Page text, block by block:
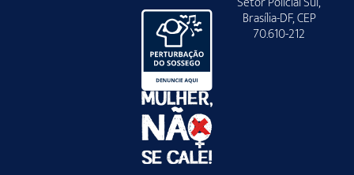
Brasília-DF, CEP
70.610-212